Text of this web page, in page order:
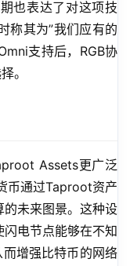
也表达了对这项技
称其为”我们应有的
支持后，RGB协
。
Assets更广泛
币通过Taproot资产
未来图景。这种设
电节点能够在不知
增强比特币的网络